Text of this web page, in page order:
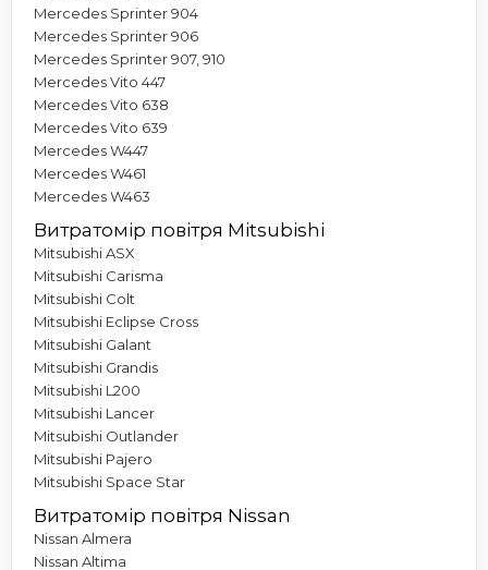
Mercedes Sprinter 904
Mercedes Sprinter 906
Mercedes Sprinter 907, 910
Mercedes Vito 447
Mercedes Vito 638
Mercedes Vito 639
Mercedes W447
Mercedes W461
Mercedes W463
Витратомір повітря Mitsubishi
Mitsubishi ASX
Mitsubishi Carisma
Mitsubishi Colt
Mitsubishi Eclipse Cross
Mitsubishi Galant
Mitsubishi Grandis
Mitsubishi L200
Mitsubishi Lancer
Mitsubishi Outlander
Mitsubishi Pajero
Mitsubishi Space Star
Витратомір повітря Nissan
Nissan Almera
Nissan Altima